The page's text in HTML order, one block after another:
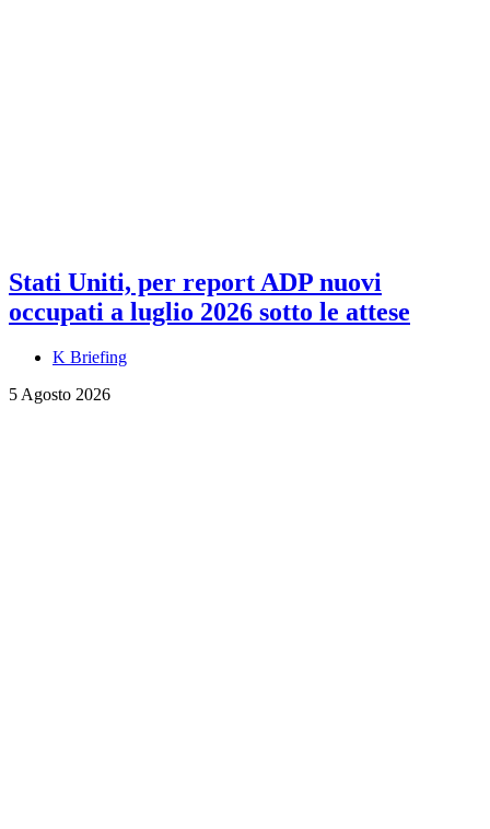
Stati Uniti, per report ADP nuovi
occupati a luglio 2026 sotto le attese
K Briefing
5 Agosto 2026